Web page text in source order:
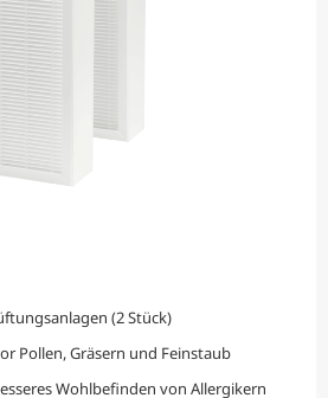
(2 Stück)
Pollen, Gräsern und Feinstaub
Wohlbefinden von Allergikern